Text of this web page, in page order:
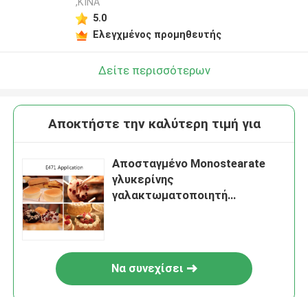
5.0
Ελεγχμένος προμηθευτής
Δείτε περισσότερων
Αποκτήστε την καλύτερη τιμή για
Αποσταγμένο Monostearate
γλυκερίνης
γαλακτωματοποιητή
Να συνεχίσει